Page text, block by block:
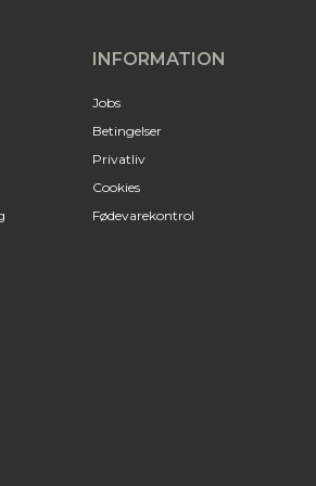
INFORMATION
Jobs
Betingelser
Privatliv
Cookies
Fødevarekontrol